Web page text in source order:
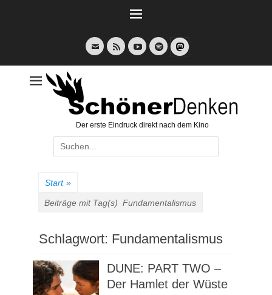
E-
Mail
Feed YouTubeSpotify
Der erste Eindruck direkt nach dem Kino
Suche
nach:
Start »
Beiträge mit Tag(s) Fundamentalismus
Schlagwort: Fundamentalismus
DUNE: PART TWO –
Der Hamlet der Wüste